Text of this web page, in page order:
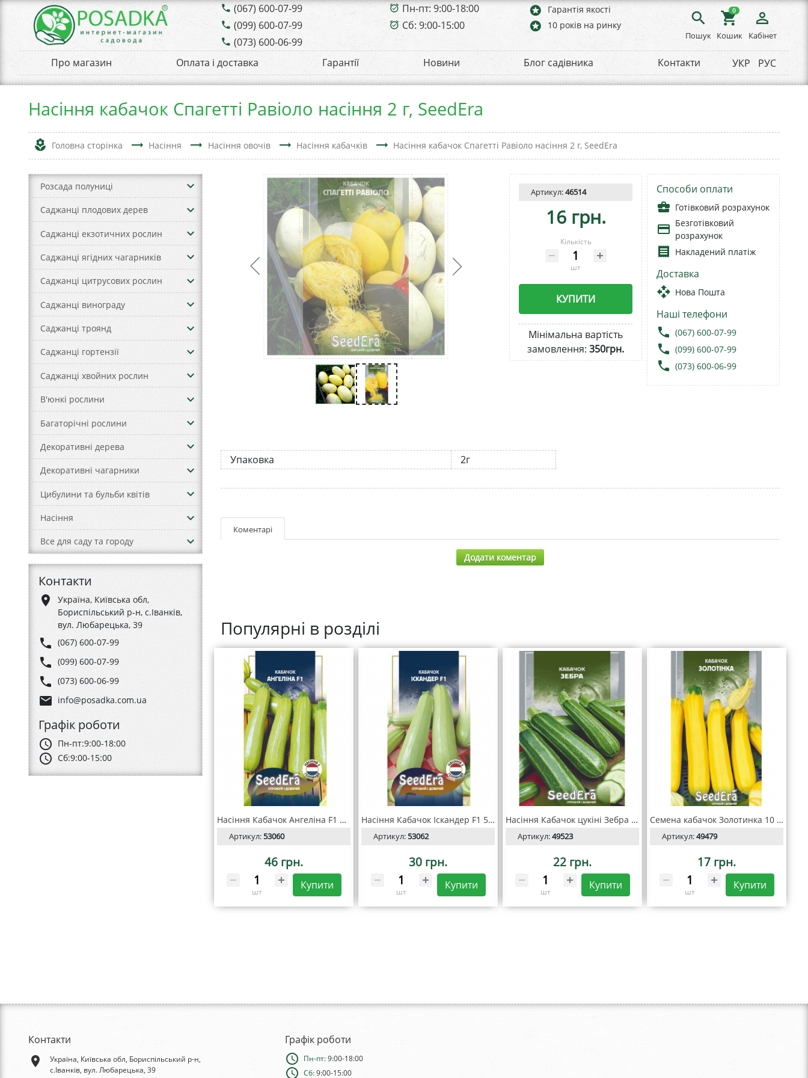
phone (067) 600-07-99
phone (099) 600-07-99
phone (073) 600-06-99
alarm_on Пн-пт: 9:00-18:00
alarm_on Сб: 9:00-15:00
stars Гарантія якості
stars 10 років на ринку search
Пошук
shopping_cart
0
Кошик
person_outline
Кабінет
Про магазин Оплата і доставка Гарантії Новини Блог садівника Контакти УКР РУС
Насіння кабачок Спагетті Равіоло насіння 2 г, SeedEra
local_florist Головна сторінка trending_flat Насіння trending_flat Насіння овочів trending_flat Насіння кабачків trending_flat Насіння кабачок Спагетті Равіоло насіння 2 г, SeedEra
Розсада полуниці keyboard_arrow_down
Саджанці плодових дерев keyboard_arrow_down
Саджанці екзотичних рослин keyboard_arrow_down
Саджанці ягідних чагарників keyboard_arrow_down
Саджанці цитрусових рослин keyboard_arrow_down
Саджанці винограду keyboard_arrow_down
Саджанці троянд keyboard_arrow_down
Саджанці гортензії keyboard_arrow_down
Саджанці хвойних рослин keyboard_arrow_down
В'юнкі рослини keyboard_arrow_down
Багаторічні рослини keyboard_arrow_down
Декоративні дерева keyboard_arrow_down
Декоративні чагарники keyboard_arrow_down
Цибулини та бульби квітів keyboard_arrow_down
Насіння keyboard_arrow_down
Все для саду та городу keyboard_arrow_down
Контакти
place
Україна, Київська обл,
Бориспільський р-н, с.Іванків,
вул. Любарецька, 39
phone (067) 600-07-99
phone (099) 600-07-99
phone (073) 600-06-99
email info@posadka.com.ua
Графік роботи
schedule Пн-пт:9:00-18:00
schedule Сб:9:00-15:00
Артикул:46514
16 грн.
Кількість
шт
КУПИТИ
Мінімальна вартість
замовлення: 350грн.
Способи оплати
business_center Готівковий розрахунок
payment Безготівковий
розрахунок
receipt Накладений платіж
Доставка
open_with Нова Пошта
Наші телефони
local_phone (067) 600-07-99
local_phone (099) 600-07-99
local_phone (073) 600-06-99
Упаковка 2г
Коментарі
Додати коментар
Популярні в розділі
Насіння Кабачок Ангеліна F1 10 шт, Seedera Profi
Артикул:53060
46 грн.
шт
Купити
Насіння Кабачок Іскандер F1 5 шт, Seedera Profi
Артикул:53062
30 грн.
шт
Купити
Насіння Кабачок цукіні Зебра 20 г, Seedera
Артикул:49523
22 грн.
шт
Купити
Семена кабачок Золотинка 10 г, SeedEra
Артикул:49479
17 грн.
шт
Купити
Контакти
place
Україна, Київська обл, Бориспільський р-н,
с.Іванків, вул. Любарецька, 39
Графік роботи
schedule Пн-пт: 9:00-18:00
schedule Сб: 9:00-15:00